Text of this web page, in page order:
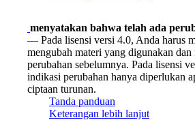
menyatakan bahwa telah ada
— Pada lisensi versi 4.0, Anda harus
mengubah materi yang digunakan
perubahan sebelumnya. Pada lisensi
indikasi perubahan hanya diperlukan
ciptaan turunan.
Tanda panduan
Keterangan lebih lanjut